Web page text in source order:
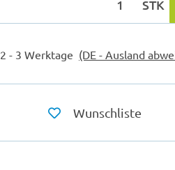
STK
2 - 3 Werktage (DE - Ausland
Wunschliste